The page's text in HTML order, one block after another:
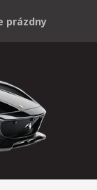
prázdny